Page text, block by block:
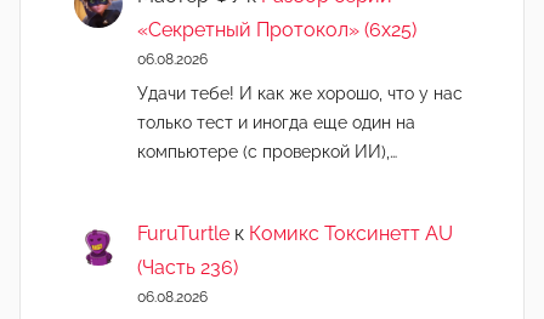
«Секретный Протокол» (6х25)
06.08.2026
Удачи тебе! И как же хорошо, что у нас
только тест и иногда еще один на
компьютере (с проверкой ИИ),…
FuruTurtle к Комикс Токсинетт AU
(Часть 236)
06.08.2026